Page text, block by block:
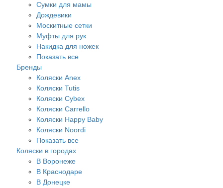
Сумки для мамы
Дождевики
Москитные сетки
Муфты для рук
Накидка для ножек
Показать все
Бренды
Коляски Anex
Коляски Tutis
Коляски Cybex
Коляски Carrello
Коляски Happy Baby
Коляски Noordi
Показать все
Коляски в городах
В Воронеже
В Краснодаре
В Донецке